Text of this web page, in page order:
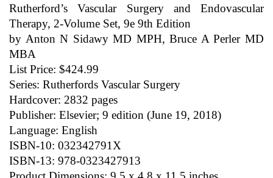
Rutherford’s Vascular Surgery and Endovascular
Therapy, 2-Volume Set, 9e 9th Edition
by Anton N Sidawy MD MPH, Bruce A Perler MD
MBA
List Price: $424.99
Series: Rutherfords Vascular Surgery
Hardcover: 2832 pages
Publisher: Elsevier; 9 edition (June 19, 2018)
Language: English
ISBN-10: 032342791X
ISBN-13: 978-0323427913